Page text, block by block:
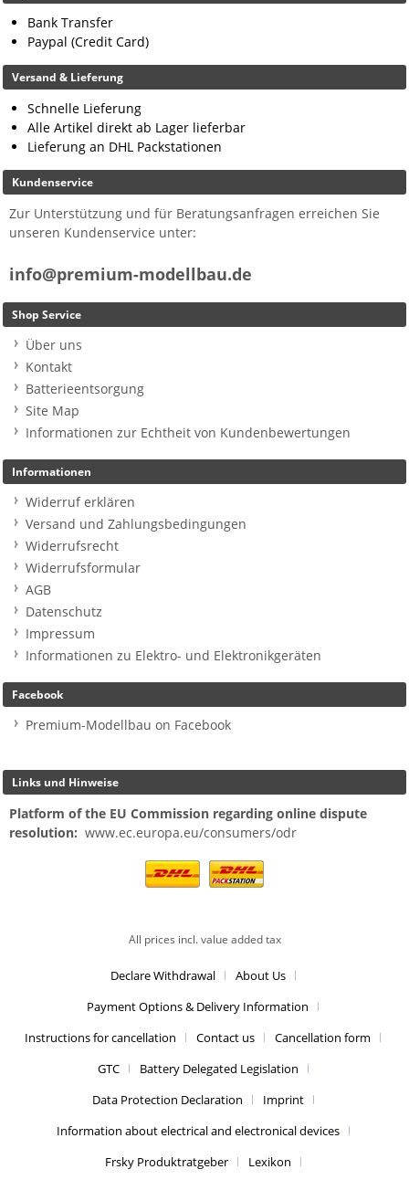
Bank Transfer
Paypal (Credit Card)
Versand & Lieferung
Schnelle Lieferung
Alle Artikel direkt ab Lager lieferbar
Lieferung an DHL Packstationen
Kundenservice
Zur Unterstützung und für Beratungsanfragen erreichen Sie
unseren Kundenservice unter:
info@premium-modellbau.de
Shop Service
Über uns
Kontakt
Batterieentsorgung
Site Map
Informationen zur Echtheit von Kundenbewertungen
Informationen
Widerruf erklären
Versand und Zahlungsbedingungen
Widerrufsrecht
Widerrufsformular
AGB
Datenschutz
Impressum
Informationen zu Elektro- und Elektronikgeräten
Facebook
Premium-Modellbau on Facebook
Links und Hinweise
Platform of the EU Commission regarding online dispute
resolution: www.ec.europa.eu/consumers/odr
All prices incl. value added tax
Declare Withdrawal
About Us
Payment Options & Delivery Information
Instructions for cancellation
Contact us
Cancellation form
GTC
Battery Delegated Legislation
Data Protection Declaration
Imprint
Information about electrical and electronical devices
Frsky Produktratgeber
Lexikon